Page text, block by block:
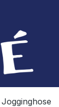
Jogginghose